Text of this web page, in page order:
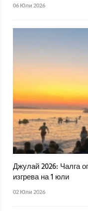
06 Юли 2026
Джулай 2026: Чалга
изгрева на 1 юли
02 Юли 2026